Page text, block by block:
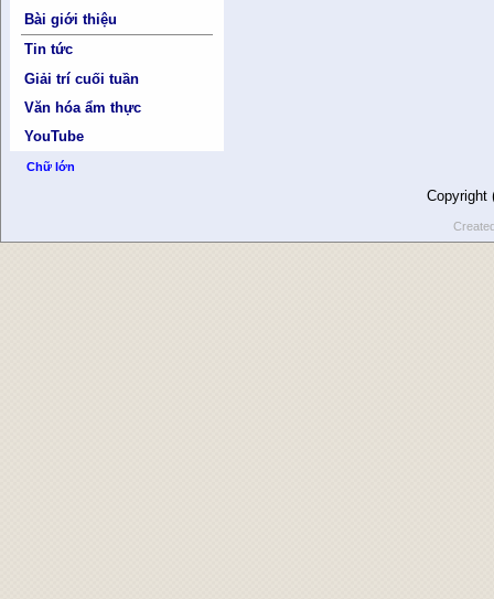
Bài giới thiệu
Tin tức
Giải trí cuối tuần
Văn hóa ẩm thực
YouTube
Chữ lớn
Copyright